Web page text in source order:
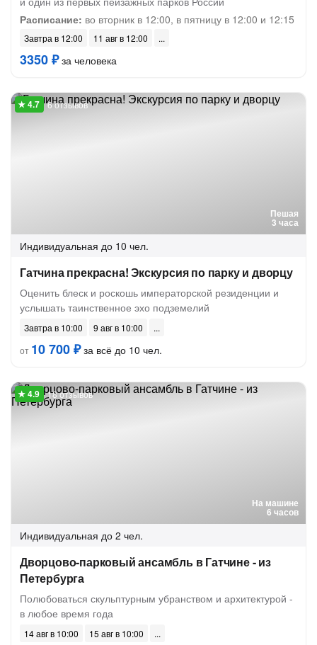
Расписание: во вторник в 12:00, в пятницу в 12:00 и 12:15
Завтра в 12:00 11 авг в 12:00
3350 ₽за человека
Пешая
3 часа
6 отзывов
Индивидуальная до 10 чел.
Гатчина прекрасна! Экскурсия по парку и дворцу
Оценить блеск и роскошь императорской резиденции и
услышать таинственное эхо подземелий
Завтра в 10:00
9 авг в 10:00
от 10 700 ₽за всё до 10 чел.
На машине
6 часов
18 отзывов
Индивидуальная до 2 чел.
Дворцово-парковый ансамбль в Гатчине - из
Петербурга
Полюбоваться скульптурным убранством и архитектурой -
в любое время года
14 авг в 10:00
15 авг в 10:00